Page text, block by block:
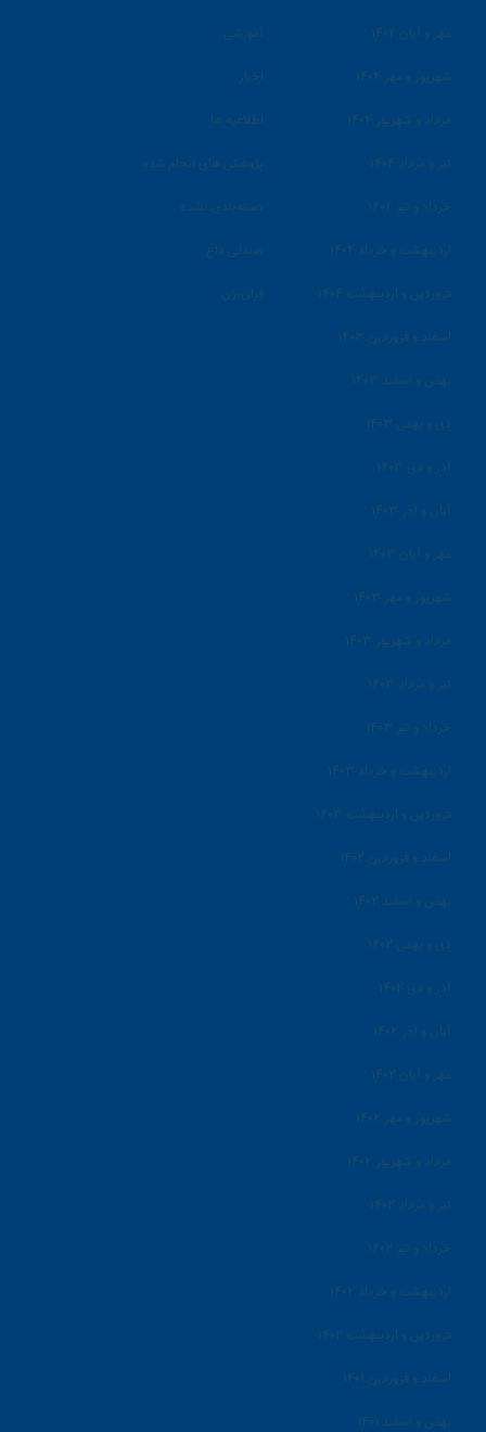
مهر و آبان ۱۴۰۴
شهریور و مهر ۱۴۰۴
مرداد و شهریور ۱۴۰۴
تیر و مرداد ۱۴۰۴
خرداد و تیر ۱۴۰۴
اردیبهشت و خرداد ۱۴۰۴
فروردین و اردیبهشت ۱۴۰۴
اسفند و فروردین ۱۴۰۳
بهمن و اسفند ۱۴۰۳
دی و بهمن ۱۴۰۳
آذر و دی ۱۴۰۳
آبان و آذر ۱۴۰۳
مهر و آبان ۱۴۰۳
شهریور و مهر ۱۴۰۳
مرداد و شهریور ۱۴۰۳
تیر و مرداد ۱۴۰۳
خرداد و تیر ۱۴۰۳
اردیبهشت و خرداد ۱۴۰۳
فروردین و اردیبهشت ۱۴۰۳
اسفند و فروردین ۱۴۰۲
بهمن و اسفند ۱۴۰۲
دی و بهمن ۱۴۰۲
آذر و دی ۱۴۰۲
آبان و آذر ۱۴۰۲
مهر و آبان ۱۴۰۲
شهریور و مهر ۱۴۰۲
مرداد و شهریور ۱۴۰۲
تیر و مرداد ۱۴۰۲
خرداد و تیر ۱۴۰۲
اردیبهشت و خرداد ۱۴۰۲
فروردین و اردیبهشت ۱۴۰۲
اسفند و فروردین ۱۴۰۱
بهمن و اسفند ۱۴۰۱
آموزشی
اخبار
اطلاعیه ها
پژوهش های انجام شده
دسته‌بندی نشده
صندلی داغ
قران،زن